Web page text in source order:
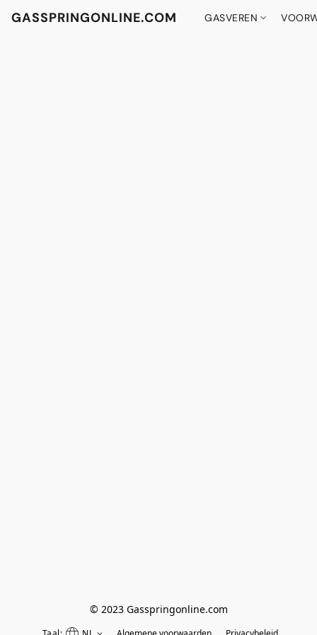
GASSPRINGONLINE.COM GASVEREN
© 2023 Gasspringonline.com